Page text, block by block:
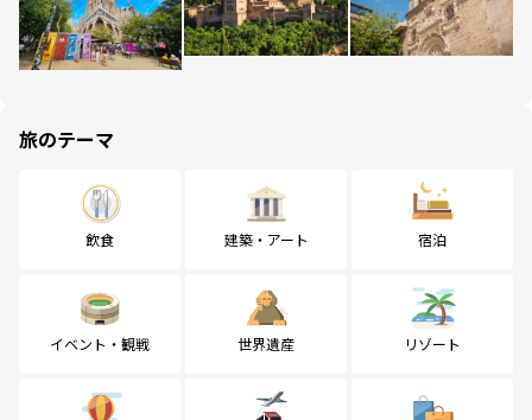
旅のテーマ
飲食 建築・アート 宿泊
イベント・観戦 世界遺産 リゾート